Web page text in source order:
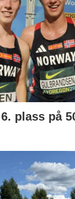
plass på